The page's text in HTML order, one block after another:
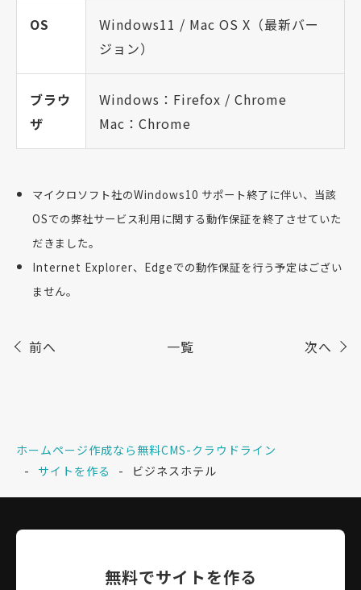
OS
Windows11 / Mac OS X（最新バー
ジョン）
ブラウ
ザ
Windows：Firefox / Chrome
Mac：Chrome
マイクロソフト社のWindows10 サポート終了に伴い、当該
OSでの弊社サービス利用に関する動作保証を終了させていた
だきました。
Internet Explorer、Edgeでの動作保証を行う予定はござい
ません。
前へ 一覧 次へ
ホームページ作成なら無料CMS-クラウドライン
サイトを作る
ビジネスホテル
無料でサイトを作る